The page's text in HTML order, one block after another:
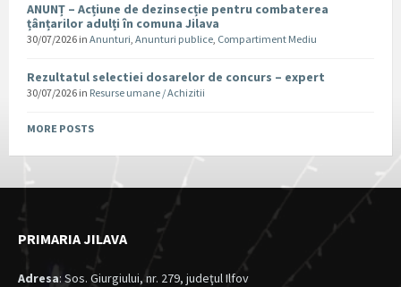
ANUNȚ – Acțiune de dezinsecție pentru combaterea
țânțarilor adulți în comuna Jilava
30/07/2026 in Anunturi, Anunturi publice, Compartiment Mediu
Rezultatul selectiei dosarelor de concurs – expert
30/07/2026 in Resurse umane / Achizitii
MORE POSTS
PRIMARIA JILAVA
Adresa: Sos. Giurgiului, nr. 279, judeţul Ilfov